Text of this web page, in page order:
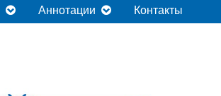
Аннотации Контакты